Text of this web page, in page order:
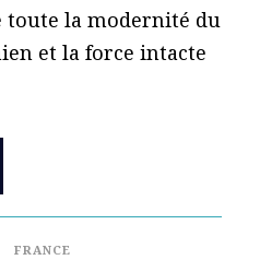
toute la modernité du
et la force intacte
FRANCE